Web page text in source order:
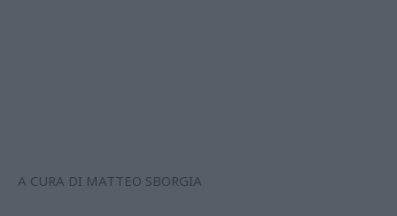
A CURA DI MATTEO SBORGIA